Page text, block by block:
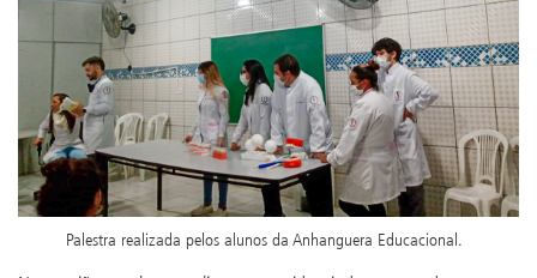
Palestra realizada pelos alunos da Anhanguera Educacional.